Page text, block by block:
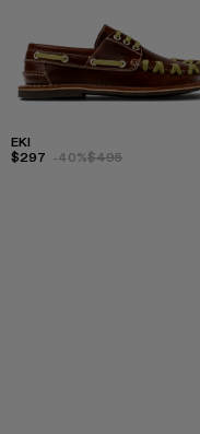
EKI
$297 -40%$495